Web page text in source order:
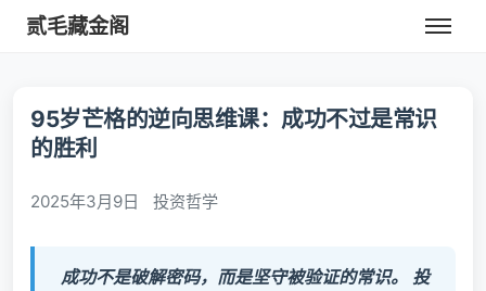
贰毛藏金阁
95岁芒格的逆向思维课：成功不过是常识
的胜利
2025年3月9日 投资哲学
成功不是破解密码，而是坚守被验证的常识。 投